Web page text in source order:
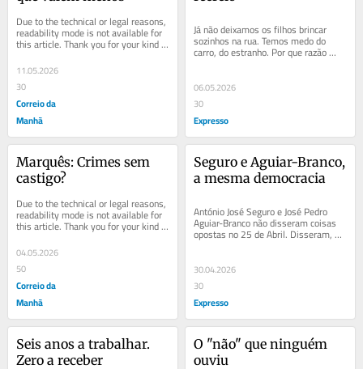
Due to the technical or legal reasons,
readability mode is not available for
this article. Thank you for your kind
11.05.2026
30
Correio da
Manhã
Já não deixamos os filhos brincar
sozinhos na rua. Temos medo do
carro, do estranho. Por que razão
continuamos a achar que o quarto é
06.05.2026
30
Expresso
Marquês: Crimes sem
castigo?
Due to the technical or legal reasons,
readability mode is not available for
this article. Thank you for your kind
04.05.2026
50
Correio da
Manhã
Seguro e Aguiar-Branco,
a mesma democracia
António José Seguro e José Pedro
Aguiar-Branco não disseram coisas
opostas no 25 de Abril. Disseram,
por caminhos diferentes, a mesma
30.04.2026
30
Expresso
Seis anos a trabalhar.
Zero a receber
O "não" que ninguém
ouviu